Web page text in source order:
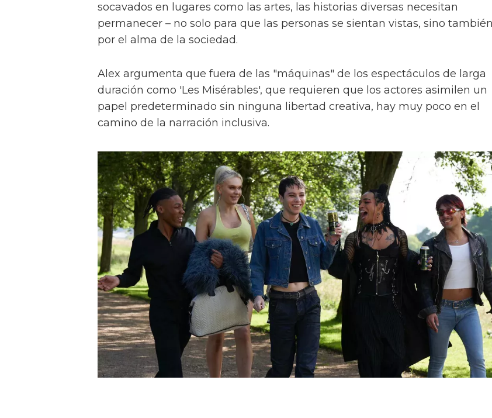
socavados en lugares como las artes, las historias diversas necesitan
permanecer – no solo para que las personas se sientan vistas, sino también
por el alma de la sociedad.
Alex argumenta que fuera de las "máquinas" de los espectáculos de larga
duración como 'Les Misérables', que requieren que los actores asimilen un
papel predeterminado sin ninguna libertad creativa, hay muy poco en el
camino de la narración inclusiva.